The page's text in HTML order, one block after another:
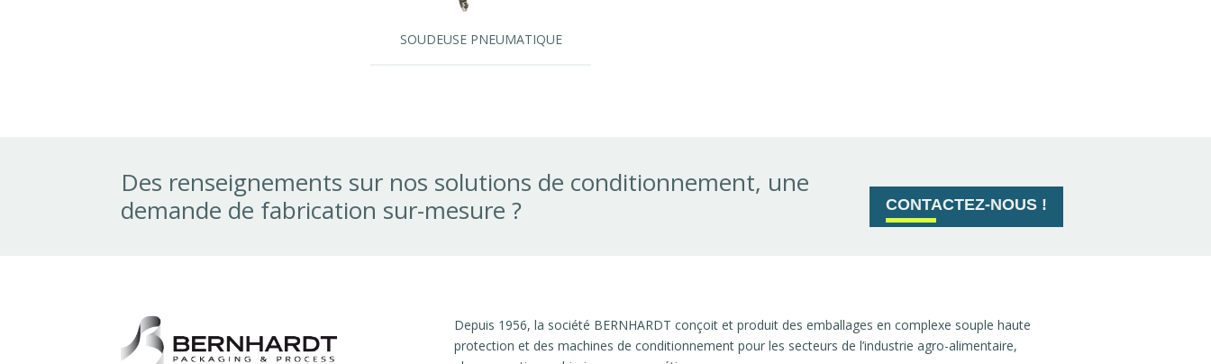
SOUDEUSE PNEUMATIQUE
Des renseignements sur nos solutions de conditionnement, une
demande de fabrication sur-mesure ?
CONTACTEZ-NOUS !
Depuis 1956, la société BERNHARDT conçoit et produit des emballages en complexe souple haute
protection et des machines de conditionnement pour les secteurs de l’industrie agro-alimentaire,